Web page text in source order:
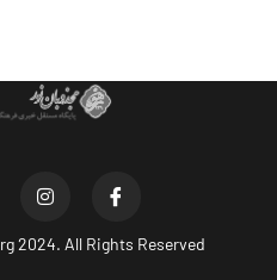
2024. All Rights Reserved